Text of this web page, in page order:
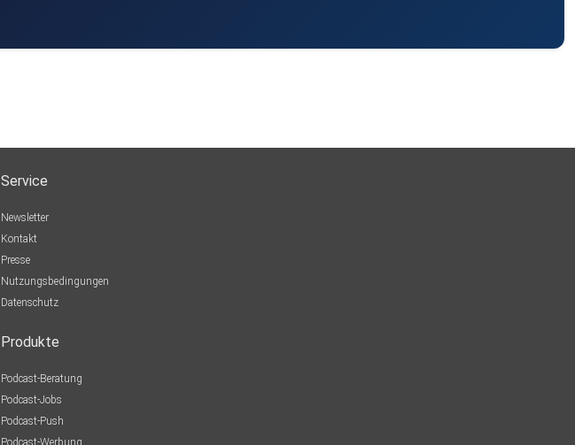
Service
Newsletter
Kontakt
Presse
Nutzungsbedingungen
Datenschutz
Produkte
Podcast-Beratung
Podcast-Jobs
Podcast-Push
Podcast-Werbung